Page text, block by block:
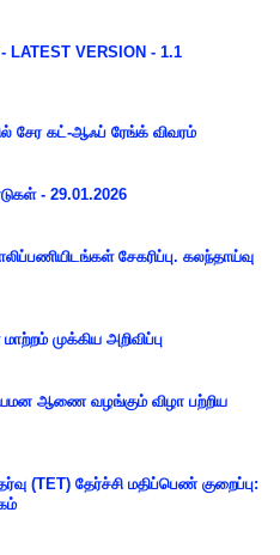
LATEST VERSION - 1.1
சேர கட்-ஆஃப் ரேங்க் விவரம்
- 29.01.2026
சேகரிப்பு. கலந்தாய்வு
முக்கிய அறிவிப்பு
ஆணை வழங்கும் விழா பற்றிய
(TET) தேர்ச்சி மதிப்பெண் குறைப்பு: